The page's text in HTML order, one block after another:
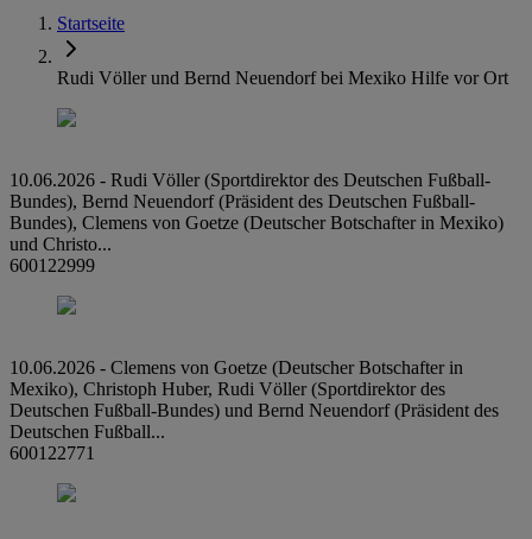
Startseite
Rudi Völler und Bernd Neuendorf bei Mexiko Hilfe vor Ort
10.06.2026 - Rudi Völler (Sportdirektor des Deutschen Fußball-
Bundes), Bernd Neuendorf (Präsident des Deutschen Fußball-
Bundes), Clemens von Goetze (Deutscher Botschafter in Mexiko)
und Christo...
600122999
10.06.2026 - Clemens von Goetze (Deutscher Botschafter in
Mexiko), Christoph Huber, Rudi Völler (Sportdirektor des
Deutschen Fußball-Bundes) und Bernd Neuendorf (Präsident des
Deutschen Fußball...
600122771